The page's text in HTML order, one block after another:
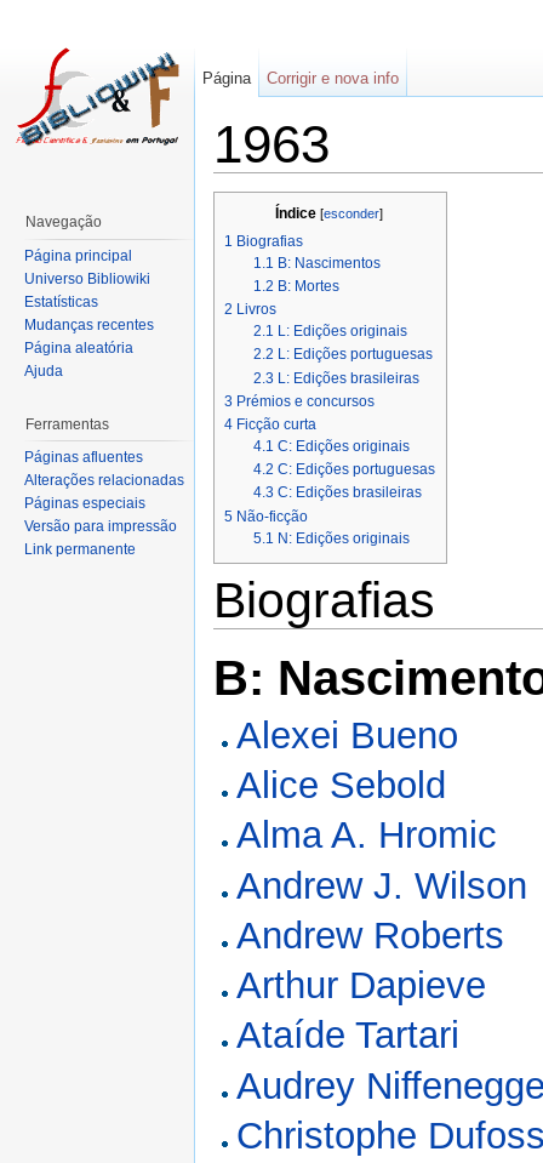
1963
Índice[esconder]
1 Biografias
1.1 B: Nascimentos
1.2 B: Mortes
2 Livros
2.1 L: Edições originais
2.2 L: Edições portuguesas
2.3 L: Edições brasileiras
3 Prémios e concursos
4 Ficção curta
4.1 C: Edições originais
4.2 C: Edições portuguesas
4.3 C: Edições brasileiras
5 Não-ficção
5.1 N: Edições originais
Biografias
B:
Alexei Bueno
Alice Sebold
Alma A. Hromic
Andrew J. Wilson
Andrew Roberts
Arthur Dapieve
Ataíde Tartari
Audrey
Christophe
Página Corrigir e nova info
Navegação
Página principal
Universo Bibliowiki
Estatísticas
Mudanças recentes
Página aleatória
Ajuda
Ferramentas
Páginas afluentes
Alterações relacionadas
Páginas especiais
Versão para impressão
Link permanente